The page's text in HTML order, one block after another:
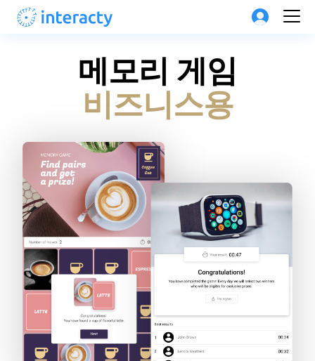
메모리 게임
비즈니스용